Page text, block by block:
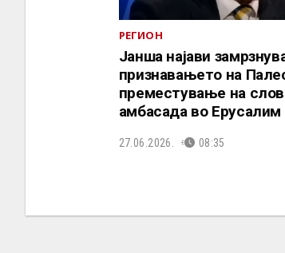
РЕГИОН
Јанша најави
признавањето на
преместување на
амбасада во Ерусалим
27.06.2026. 08:35